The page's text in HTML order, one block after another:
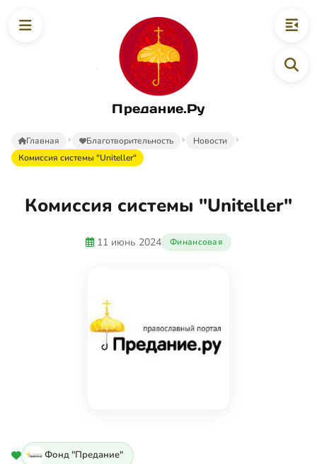
Предание.Ру
Главная Благотворительность
Новости
Комиссия системы "Uniteller"
Комиссия системы "Uniteller"
11 июнь 2024 Финансовая
Фонд "Предание"